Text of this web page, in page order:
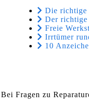
Die richtige
Der
Freie
Irrtümer
10
Fragen zu